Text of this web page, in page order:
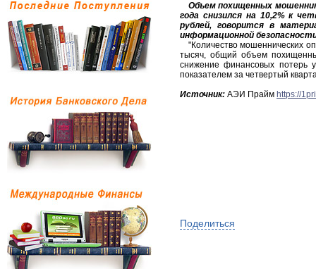
Объем похищенных
года снизился на 10,2% к
рублей, говорится в
информационной
"Количество мошеннических
тысяч, общий объем
снижение финансовых потерь
показателем за четвертый
Источник: АЭИ Прайм https://
Поделиться